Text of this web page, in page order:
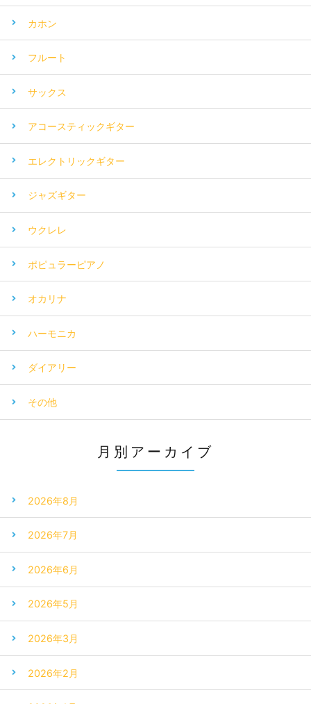
カホン
フルート
サックス
アコースティックギター
エレクトリックギター
ジャズギター
ウクレレ
ポピュラーピアノ
オカリナ
ハーモニカ
ダイアリー
その他
月別アーカイブ
2026年8月
2026年7月
2026年6月
2026年5月
2026年3月
2026年2月